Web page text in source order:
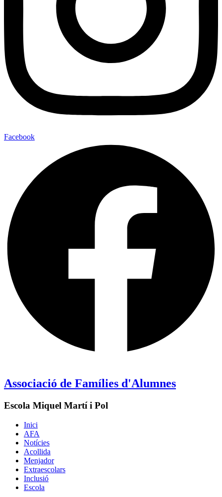
Facebook
Associació de Famílies d'Alumnes
Escola Miquel Martí i Pol
Inici
AFA
Notícies
Acollida
Menjador
Extraescolars
Inclusió
Escola